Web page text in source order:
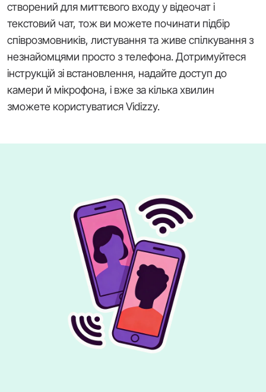
створений для миттєвого входу у відеочат і
текстовий чат, тож ви можете починати підбір
співрозмовників, листування та живе спілкування з
незнайомцями просто з телефона. Дотримуйтеся
інструкцій зі встановлення, надайте доступ до
камери й мікрофона, і вже за кілька хвилин
зможете користуватися Vidizzy.